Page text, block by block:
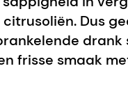
Dus
drank
frisse smaak